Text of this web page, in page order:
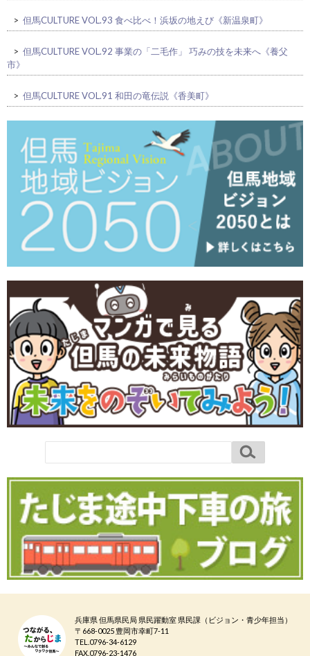
> 但馬CULTURE VOL.93 食べ比べ！浜坂の地えび《新温泉町》
> 但馬CULTURE VOL.92 事業の「二毛作」 巧みの技を未来へ《養父
市》
> 但馬CULTURE VOL.91 和田の竜伝説《香美町》
兵庫県 但馬県民局 県民躍動室 県民課（ビジョン・青少年担当）
〒668-0025 豊岡市幸町7-11
TEL.0796-34-6129
FAX.0796-23-1476